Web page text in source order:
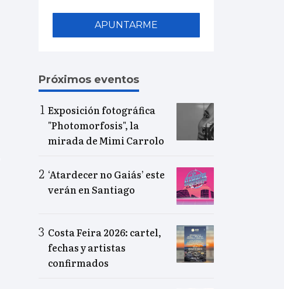
APUNTARME
Próximos eventos
Exposición fotográfica
"Photomorfosis", la
mirada de Mimi Carrolo
‘Atardecer no Gaiás’ este
verán en Santiago
Costa Feira 2026: cartel,
fechas y artistas
confirmados